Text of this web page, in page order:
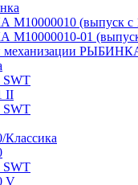
(выпуск с
01 (выпуск
механизации
SWT
II
SWT
Классика
SWT
V